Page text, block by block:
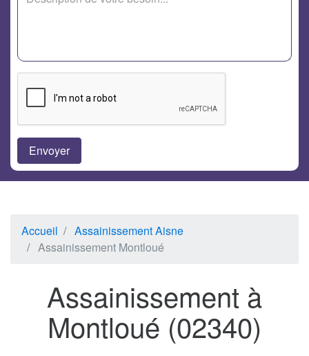
Accueil
Assainissement Aisne
Assainissement Montloué
Assainissement à
Montloué (02340)